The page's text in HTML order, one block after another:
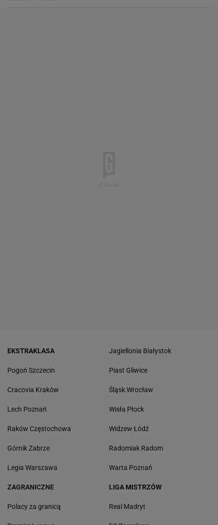
EKSTRAKLASA
Pogoń Szczecin
Cracovia Kraków
Lech Poznań
Raków Częstochowa
Górnik Zabrze
Legia Warszawa
Jagiellonia Białystok
Piast Gliwice
Śląsk Wrocław
Wisła Płock
Widzew Łódź
Radomiak Radom
Warta Poznań
ZAGRANICZNE
Polacy za granicą
LIGA MISTRZÓW
Real Madryt